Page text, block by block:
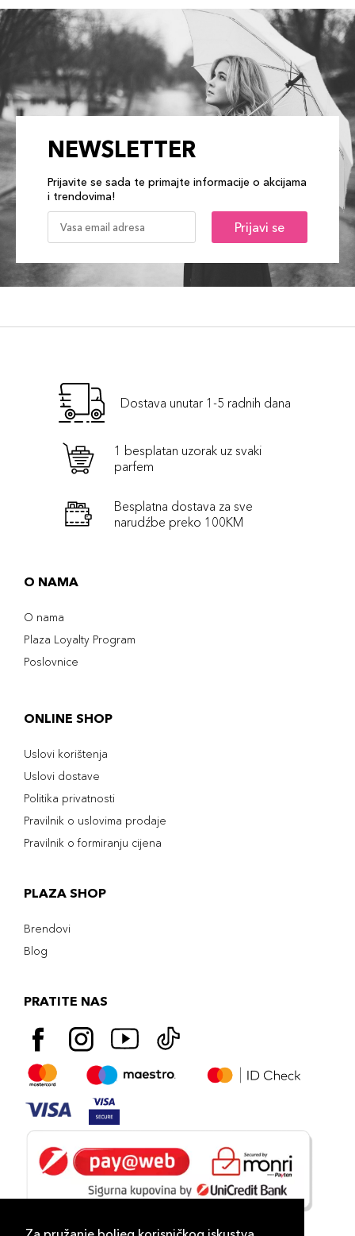
NEWSLETTER
Prijavite se sada te primajte informacije o akcijama
i trendovima!
Prijavi se
Dostava unutar 1-5 radnih dana
1 besplatan uzorak uz svaki
parfem
Besplatna dostava za sve
narudźbe preko 100KM
O NAMA
O nama
Plaza Loyalty Program
Poslovnice
ONLINE SHOP
Uslovi korištenja
Uslovi dostave
Politika privatnosti
Pravilnik o uslovima prodaje
Pravilnik o formiranju cijena
PLAZA SHOP
Brendovi
Blog
PRATITE NAS